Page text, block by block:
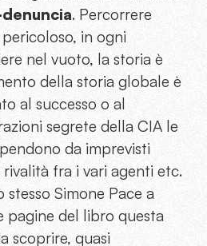
. Percorrere
in ogni
nel vuoto, la storia è
della storia globale è
al successo o al
segrete della CIA le
da imprevisti
fra i vari agenti etc.
Simone Pace a
pagine del libro questa
scoprire, quasi